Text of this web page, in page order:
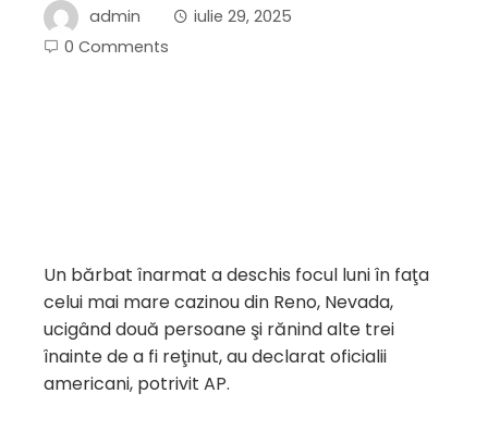
admin
iulie 29, 2025
0 Comments
Un bărbat înarmat a deschis focul luni în faţa
celui mai mare cazinou din Reno, Nevada,
ucigând două persoane şi rănind alte trei
înainte de a fi reţinut, au declarat oficialii
americani, potrivit AP.